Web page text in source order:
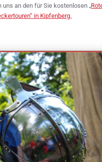
uns an den für Sie kostenlosen „
in Kipfenberg.